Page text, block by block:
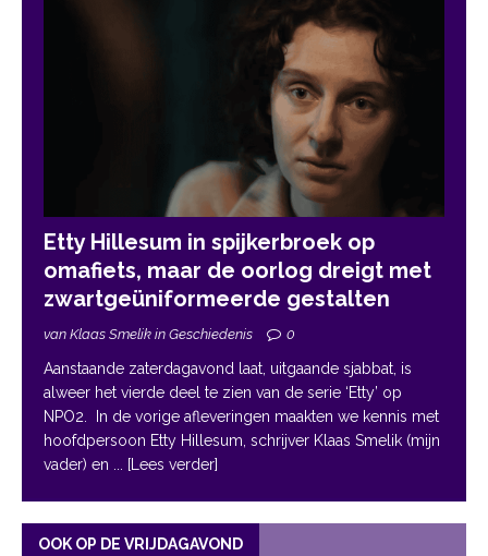
Etty Hillesum in spijkerbroek op
omafiets, maar de oorlog dreigt met
zwartgeüniformeerde gestalten
van Klaas Smelik in Geschiedenis 0
Aanstaande zaterdagavond laat, uitgaande sjabbat, is
alweer het vierde deel te zien van de serie ‘Etty’ op
NPO2. In de vorige afleveringen maakten we kennis met
hoofdpersoon Etty Hillesum, schrijver Klaas Smelik (mijn
vader) en ... [Lees verder]
OOK OP DE VRIJDAGAVOND